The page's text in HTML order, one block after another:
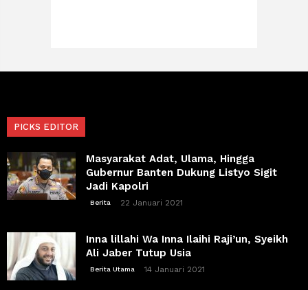
PICKS EDITOR
Masyarakat Adat, Ulama, Hingga
Gubernur Banten Dukung Listyo Sigit
Jadi Kapolri
Berita 22 Januari 2021
Inna lillahi Wa Inna Ilaihi Raji’un, Syeikh
Ali Jaber Tutup Usia
Berita Utama 14 Januari 2021